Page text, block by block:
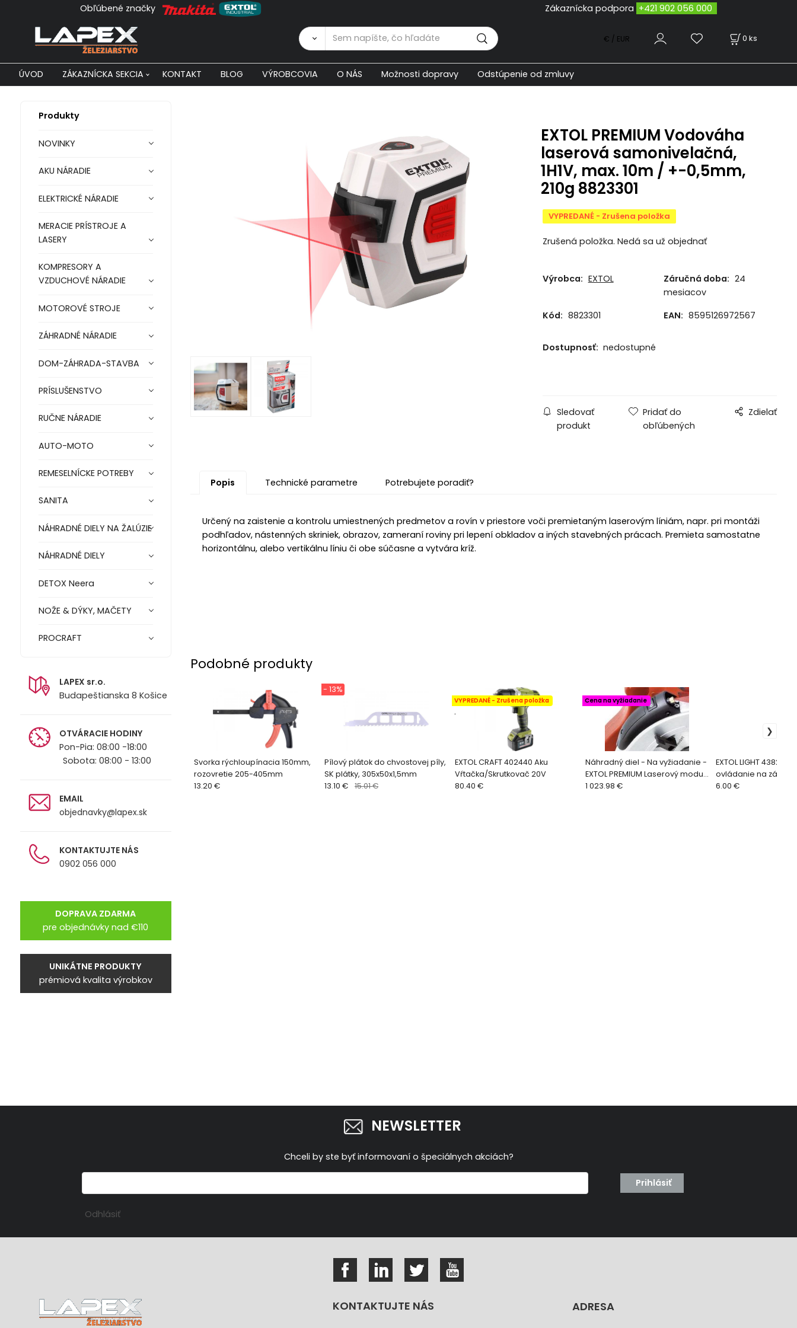
Obľúbené značky Zákaznícka podpora +421 902 056 000
0 ks
€ / EUR
ÚVOD ZÁKAZNÍCKA SEKCIA KONTAKT BLOG VÝROBCOVIA O NÁS Možnosti dopravy Odstúpenie od zmluvy
Produkty
NOVINKY
AKU NÁRADIE
ELEKTRICKÉ NÁRADIE
MERACIE PRÍSTROJE A
LASERY
KOMPRESORY A
VZDUCHOVÉ NÁRADIE
MOTOROVÉ STROJE
ZÁHRADNÉ NÁRADIE
DOM-ZÁHRADA-STAVBA
PRÍSLUŠENSTVO
RUČNE NÁRADIE
AUTO-MOTO
REMESELNÍCKE POTREBY
SANITA
NÁHRADNÉ DIELY NA ŽALÚZIE
NÁHRADNÉ DIELY
DETOX Neera
NOŽE & DÝKY, MAČETY
PROCRAFT
LAPEX sr.o.
Budapeštianska 8 Košice
OTVÁRACIE HODINY
Pon-Pia: 08:00 -18:00
Sobota: 08:00 - 13:00
EMAIL
objednavky@lapex.sk
KONTAKTUJTE NÁS
0902 056 000
DOPRAVA ZDARMA
pre objednávky nad €110
UNIKÁTNE PRODUKTY
prémiová kvalita výrobkov
EXTOL PREMIUM Vodováha
laserová samonivelačná,
1H1V, max. 10m / +-0,5mm,
210g 8823301
VYPREDANÉ - Zrušena položka
Zrušená položka. Nedá sa už objednať
Výrobca: EXTOL Záručná doba: 24
mesiacov
Kód: 8823301 EAN: 8595126972567
Dostupnosť: nedostupné
Sledovať
produkt
Pridať do
obľúbených
Zdielať
Popis Technické parametre Potrebujete poradiť?
Určený na zaistenie a kontrolu umiestnených predmetov a rovín v priestore voči premietaným laserovým líniám, napr. pri montáži
podhľadov, nástenných skriniek, obrazov, zameraní roviny pri lepení obkladov a iných stavebných prácach. Premieta samostatne
horizontálnu, alebo vertikálnu líniu či obe súčasne a vytvára kríž.
Podobné produkty
Svorka rýchloupínacia 150mm,
rozovretie 205-405mm
13.20 €
Pílový plátok do chvostovej píly,
SK plátky, 305x50x1,5mm
- 13%
13.10 € 15.01 €
EXTOL CRAFT 402440 Aku
Vŕtačka/Skrutkovač 20V
VYPREDANÉ - Zrušena položka
.
80.40 €
Náhradný diel - Na vyžiadanie -
EXTOL PREMIUM Laserový modul
k Píle kotúčovej 8893001L
Cena na vyžiadanie
1 023.98 €
EXTOL LIGHT 43820
ovládanie na
6.00 €
NEWSLETTER
Chceli by ste byť informovaní o špeciálnych akciách?
Prihlásiť
Odhlásiť
KONTAKTUJTE NÁS ADRESA